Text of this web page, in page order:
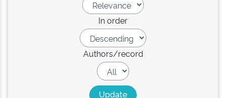
In order
Authors/record